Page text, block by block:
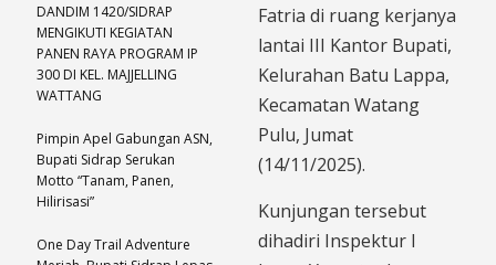
Fatria di ruang kerjanya
lantai III Kantor Bupati,
Kelurahan Batu Lappa,
Kecamatan Watang
Pulu, Jumat
(14/11/2025).
Kunjungan tersebut
dihadiri Inspektur I
DANDIM 1420/SIDRAP
MENGIKUTI KEGIATAN
PANEN RAYA PROGRAM IP
300 DI KEL. MAJJELLING
WATTANG
Pimpin Apel Gabungan ASN,
Bupati Sidrap Serukan
Motto “Tanam, Panen,
Hilirisasi”
One Day Trail Adventure